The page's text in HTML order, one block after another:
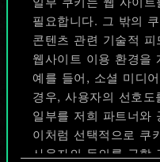
일부 쿠키는 웹 사이트
필요합니다. 그 밖의
콘텐츠 관련 기술적 피
웹사이트 이용 환경을
예를 들어, 소셜 미디
경우, 사용자의 선호도
일부를 저희 파트너와
이처럼 선택적으로 쿠
사용자의 동의를 구할
덱 이름 짓기